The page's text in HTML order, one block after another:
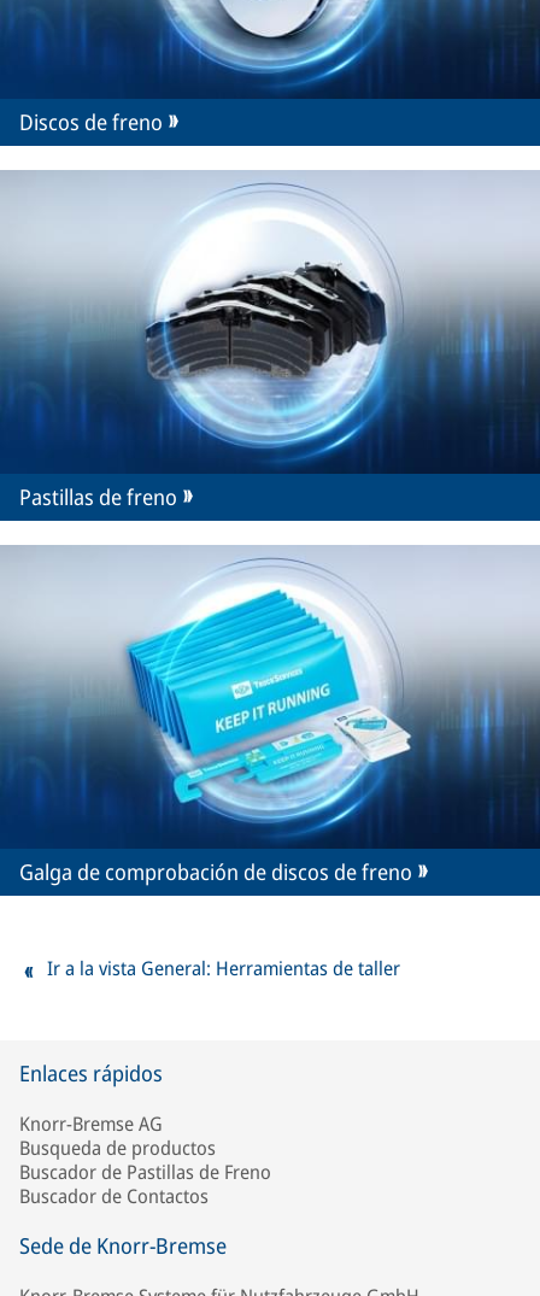
Discos de freno
Pastillas de freno
Galga de comprobación de discos de freno
Ir a la vista General: Herramientas de taller
Enlaces rápidos
Knorr-Bremse AG
Busqueda de productos
Buscador de Pastillas de Freno
Buscador de Contactos
Sede de Knorr-Bremse